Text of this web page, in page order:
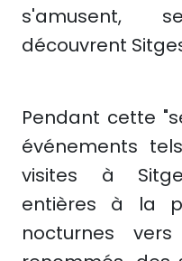
s'amusent,
découvrent
Pendant cette
événements
visites à
entières à la
nocturnes